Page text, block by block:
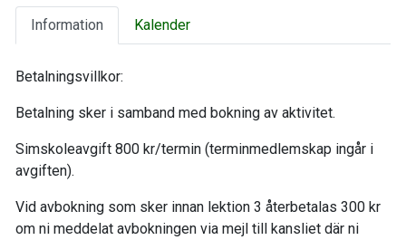
Information Kalender
Betalningsvillkor:
Betalning sker i samband med bokning av aktivitet.
Simskoleavgift 800 kr/termin (terminmedlemskap ingår i
avgiften).
Vid avbokning som sker innan lektion 3 återbetalas 300 kr
om ni meddelat avbokningen via mejl till kansliet där ni